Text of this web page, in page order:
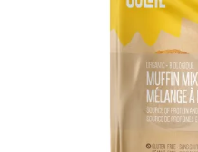
ADD TO CART